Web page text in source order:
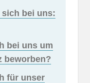
sich bei uns:
bei uns um
beworben?
für unser